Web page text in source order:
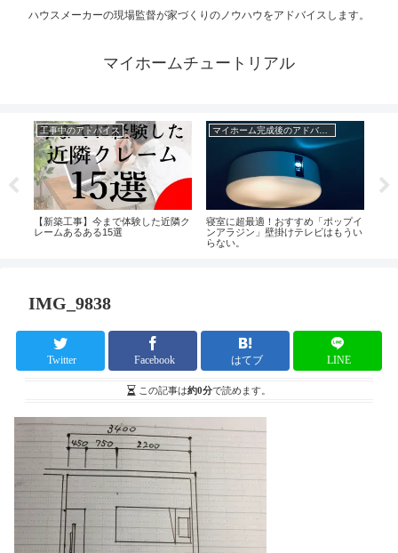
ハウスメーカーの現場監督が家づくりのノウハウをアドバイスします。
マイホームチュートリアル
工事中のアドバイス
【新築工事】今まで体験した近隣ク
レームあるある15選
マイホーム完成後のアドバイス
寝室に超最適！おすすめ「ポップイ
ンアラジン」壁掛けテレビはもうい
らない。
IMG_9838
Twitter Facebook はてブ LINE
この記事は約0分で読めます。